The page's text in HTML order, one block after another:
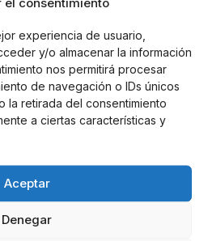
experiencia de usuario,
y/o almacenar la información
nos permitirá procesar
de navegación o IDs únicos
la retirada del consentimiento
a ciertas características y
Aceptar
Denegar
Casinos Online en
2025: Bitcoin Casinos
Online con Bitcoin y
en Argentina 2025